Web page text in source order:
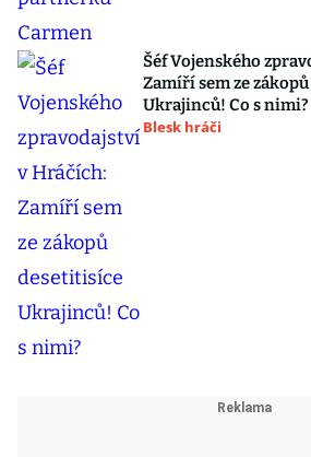
Šéf Vojenského
Zamíří sem ze
Ukrajinců! Co s nimi?
Blesk hráči